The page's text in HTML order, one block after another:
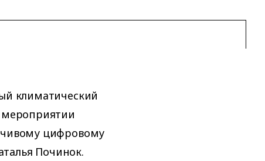
климатический
мероприятии
цифровому
Починок.